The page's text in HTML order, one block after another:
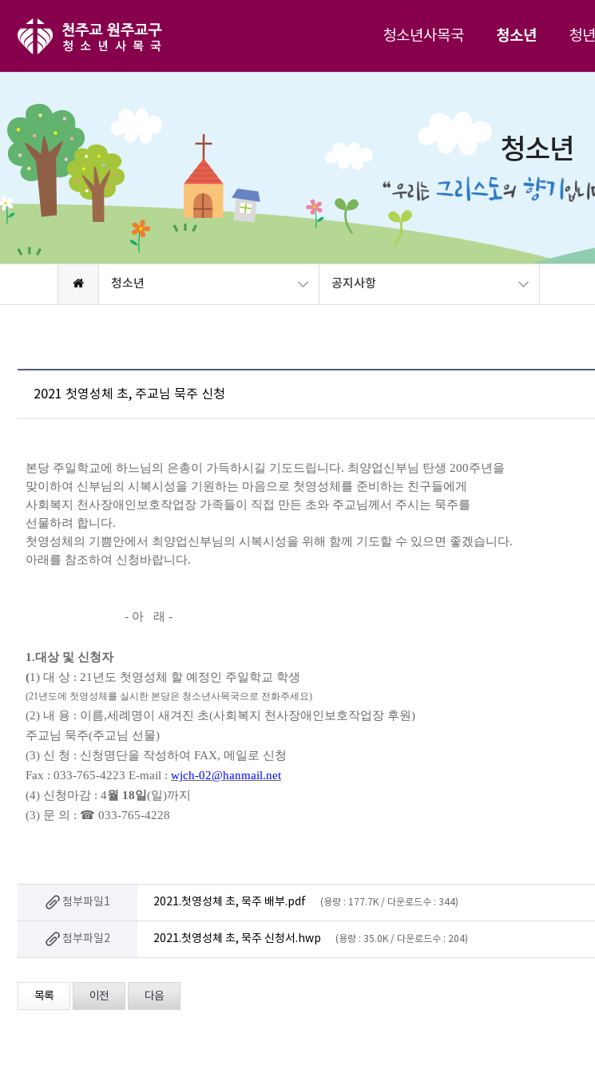
청소년사목국 청소년 청년
청소년
청소년 공지사항
2021 첫영성체 초, 주교님 묵주 신청
본당 주일학교에 하느님의 은총이 가득하시길 기도드립니다. 최양업신부님 탄생 200주년을
맞이하여 신부님의 시복시성을 기원하는 마음으로 첫영성체를 준비하는 친구들에게
사회복지 천사장애인보호작업장 가족들이 직접 만든 초와 주교님께서 주시는 묵주를
선물하려 합니다.
첫영성체의 기쁨안에서 최양업신부님의 시복시성을 위해 함께 기도할 수 있으면 좋겠습니다.
아래를 참조하여 신청바랍니다.
- 아 래 -
1.대상 및 신청자
(1) 대 상 : 21 년도 첫영성체 할 예정인 주일학교 학생
(21년도에 첫영성체를 실시한 본당은 청소년사목국으로 전화주세요)
(2) 내 용 : 이름,세례명이 새겨진 초(사회복지 천사장애인보호작업장 후원)
주교님 묵주(주교님 선물)
(3) 신 청 : 신청명단을 작성하여 FAX, 메일로 신청
Fax : 033-765-4223 E-mail : wjch-02@hanmail.net
(4) 신청마감 : 4월 18일(일)까지
(3) 문 의 : ☎ 033-765-4228
첨부파일1 2021.첫영성체 초, 묵주 배부.pdf (용량 : 177.7K / 다운로드수 : 344)
첨부파일2 2021.첫영성체 초, 묵주 신청서.hwp (용량 : 35.0K / 다운로드수 : 204)
목록 이전 다음